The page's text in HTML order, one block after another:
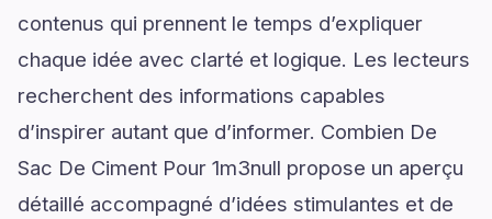
contenus qui prennent le temps d’expliquer
chaque idée avec clarté et logique. Les lecteurs
recherchent des informations capables
d’inspirer autant que d’informer. Combien De
Sac De Ciment Pour 1m3null propose un aperçu
détaillé accompagné d’idées stimulantes et de